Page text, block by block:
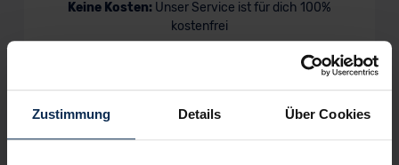
Zustimmung Details Über Cookies
Verkauf startet in Kürze
Keine Kosten: Unser Service ist für dich 100%
kostenfrei
Wir sind stolz auf eine hohe